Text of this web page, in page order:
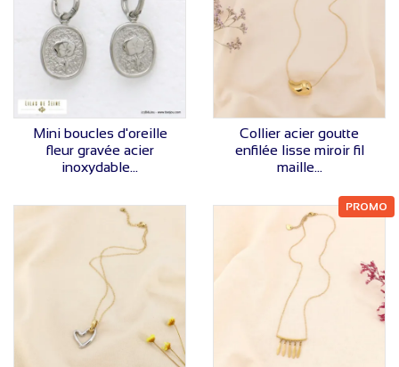
VOIR LE PRIX
Mini boucles d'oreille
fleur gravée acier
inoxydable...
VOIR LE PRIX
Collier acier goutte
enfilée lisse miroir fil
maille...
PROMO